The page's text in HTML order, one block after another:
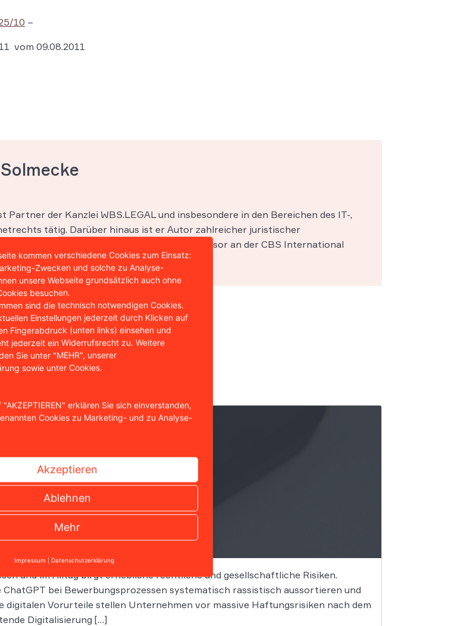
10 –
vom 09.08.2011
Partner der Kanzlei WBS.LEGAL und insbesondere in den Bereichen des IT-,
tätig. Darüber hinaus ist er Autor zahlreicher juristischer
Bereichen und lehrt als Honorarprofessor an der CBS International
Intelligenz im Personalwesen
und im Alltag birgt erhebliche rechtliche und gesellschaftliche Risiken.
bei Bewerbungsprozessen systematisch rassistisch aussortieren und
digitalen Vorurteile stellen Unternehmen vor massive Haftungsrisiken nach dem
Digitalisierung […]
kommen verschiedene Cookies zum Einsatz:
Zwecken und solche zu Analyse-
unsere Webseite grundsätzlich auch ohne
besuchen.
sind die technisch notwendigen Cookies.
Einstellungen jederzeit durch Klicken auf
Fingerabdruck (unten links) einsehen und
jederzeit ein Widerrufsrecht zu. Weitere
Sie unter "MEHR", unserer
sowie unter Cookies.
erklären Sie sich einverstanden,
Cookies zu Marketing- und zu Analyse-
Akzeptieren
Ablehnen
Mehr
Impressum | Datenschutzerklärung